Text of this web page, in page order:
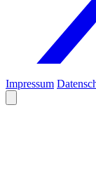
Impressum